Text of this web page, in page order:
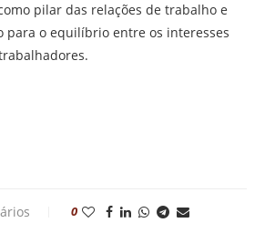
pilar das relações de trabalho e
para o equilíbrio entre os interesses
0